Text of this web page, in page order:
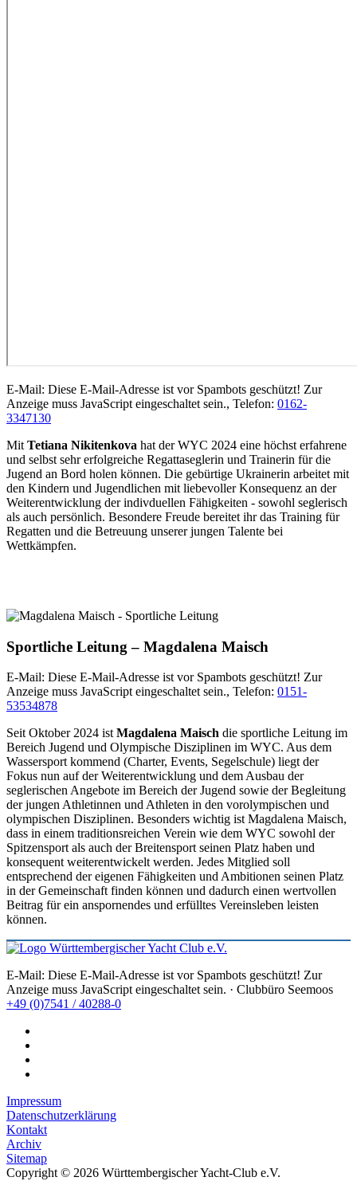
E-Mail: Diese E-Mail-Adresse ist vor Spambots geschützt! Zur
Anzeige muss JavaScript eingeschaltet sein., Telefon: 0162-
3347130
Mit Tetiana Nikitenkova hat der WYC 2024 eine höchst erfahrene
und selbst sehr erfolgreiche Regattaseglerin und Trainerin für die
Jugend an Bord holen können. Die gebürtige Ukrainerin arbeitet mit
den Kindern und Jugendlichen mit liebevoller Konsequenz an der
Weiterentwicklung der indivduellen Fähigkeiten - sowohl seglerisch
als auch persönlich. Besondere Freude bereitet ihr das Training für
Regatten und die Betreuung unserer jungen Talente bei
Wettkämpfen.
Sportliche Leitung – Magdalena Maisch
E-Mail: Diese E-Mail-Adresse ist vor Spambots geschützt! Zur
Anzeige muss JavaScript eingeschaltet sein., Telefon: 0151-
53534878
Seit Oktober 2024 istMagdalena Maisch die sportliche Leitung im
Bereich Jugend und Olympische Disziplinen im WYC. Aus dem
Wassersport kommend (Charter, Events, Segelschule) liegt der
Fokus nun auf der Weiterentwicklung und dem Ausbau der
seglerischen Angebote im Bereich der Jugend sowie der Begleitung
der jungen Athletinnen und Athleten in den vorolympischen und
olympischen Disziplinen. Besonders wichtig ist Magdalena Maisch,
dass in einem traditionsreichen Verein wie dem WYC sowohl der
Spitzensport als auch der Breitensport seinen Platz haben und
konsequent weiterentwickelt werden. Jedes Mitglied soll
entsprechend der eigenen Fähigkeiten und Ambitionen seinen Platz
in der Gemeinschaft finden können und dadurch einen wertvollen
Beitrag für ein anspornendes und erfülltes Vereinsleben leisten
können.
E-Mail: Diese E-Mail-Adresse ist vor Spambots geschützt! Zur
Anzeige muss JavaScript eingeschaltet sein. · Clubbüro Seemoos
+49 (0)7541 / 40288-0
Impressum
Datenschutzerklärung
Kontakt
Archiv
Sitemap
Copyright © 2026 Württembergischer Yacht-Club e.V.